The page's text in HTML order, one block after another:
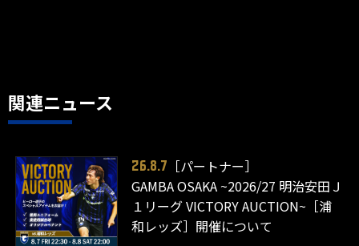
関連ニュース
26.8.7
［パートナー］
GAMBA OSAKA ~2026/27 明治安田Ｊ
１リーグ VICTORY AUCTION~［浦
和レッズ］開催について